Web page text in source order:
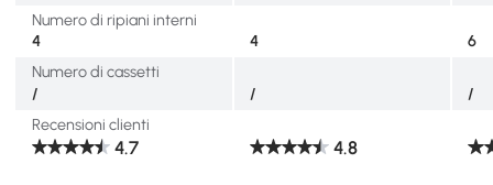
Numero di ripiani interni
4
4
6
Numero di cassetti
/
/
/
Recensioni clienti
4.7 4.8